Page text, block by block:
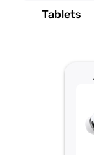
Tablets